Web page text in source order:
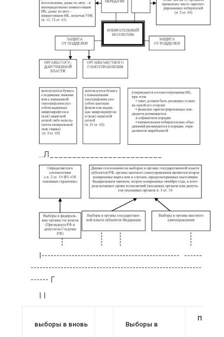
...Л_________________________
I---------------------------------------------- ------
---------------------------------------------------------
------ Г
I I
выборы в вновь Выборы в
П